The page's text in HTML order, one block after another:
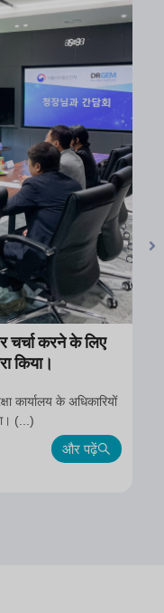
चर्चा करने के लिए
किया।
कार्यालय के अधिकारियों
(...)
और पढ़ें